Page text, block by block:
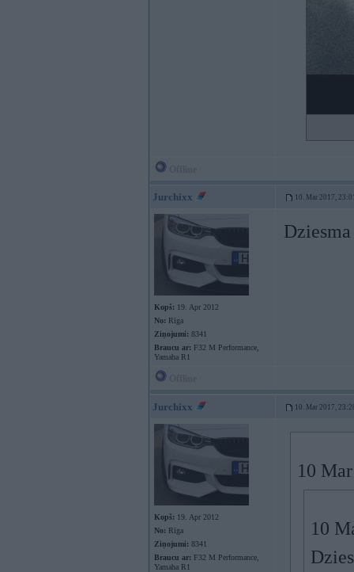
Jurchixx 10. Mar 2017,
Kopš: 19. Apr 2012
No: Rīga
Ziņojumi: 8341
Braucu ar: F32 M Performance,
Yamaha R1
Jurchixx 10. Mar 2017,
Kopš: 19. Apr 2012
No: Rīga
Ziņojumi: 8341
Braucu ar: F32 M Performance,
Yamaha R1
10
10